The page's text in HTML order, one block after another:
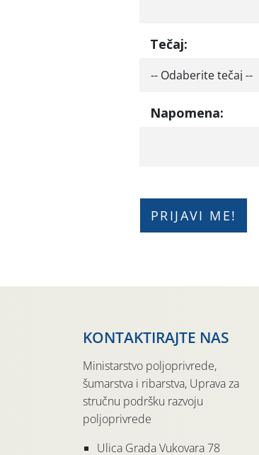
Tečaj:
Napomena:
KONTAKTIRAJTE NAS
Ministarstvo poljoprivrede,
šumarstva i ribarstva, Uprava za
stručnu podršku razvoju
poljoprivrede
Ulica Grada Vukovara 78